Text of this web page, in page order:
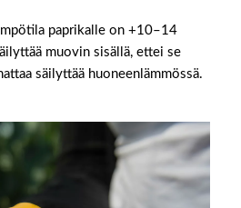
paprikalle on +10–14
muovin sisällä, ettei se
säilyttää huoneenlämmössä.